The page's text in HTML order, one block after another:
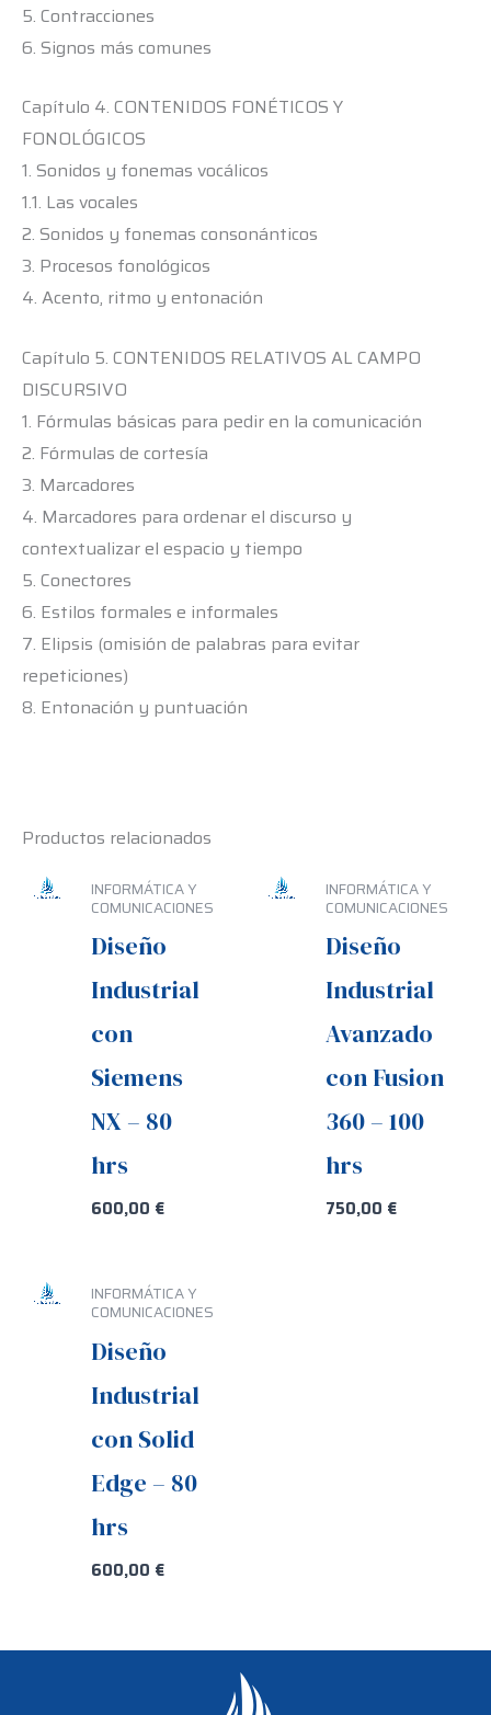
5. Contracciones
6. Signos más comunes
Capítulo 4. CONTENIDOS FONÉTICOS Y
FONOLÓGICOS
1. Sonidos y fonemas vocálicos
1.1. Las vocales
2. Sonidos y fonemas consonánticos
3. Procesos fonológicos
4. Acento, ritmo y entonación
Capítulo 5. CONTENIDOS RELATIVOS AL CAMPO
DISCURSIVO
1. Fórmulas básicas para pedir en la comunicación
2. Fórmulas de cortesía
3. Marcadores
4. Marcadores para ordenar el discurso y
contextualizar el espacio y tiempo
5. Conectores
6. Estilos formales e informales
7. Elipsis (omisión de palabras para evitar
repeticiones)
8. Entonación y puntuación
Productos relacionados
INFORMÁTICA Y
COMUNICACIONES
Diseño
Industrial
con
Siemens
NX – 80
hrs
600,00 €
INFORMÁTICA Y
COMUNICACIONES
Diseño
Industrial
Avanzado
con Fusion
360 – 100
hrs
750,00 €
INFORMÁTICA Y
COMUNICACIONES
Diseño
Industrial
con Solid
Edge – 80
hrs
600,00 €